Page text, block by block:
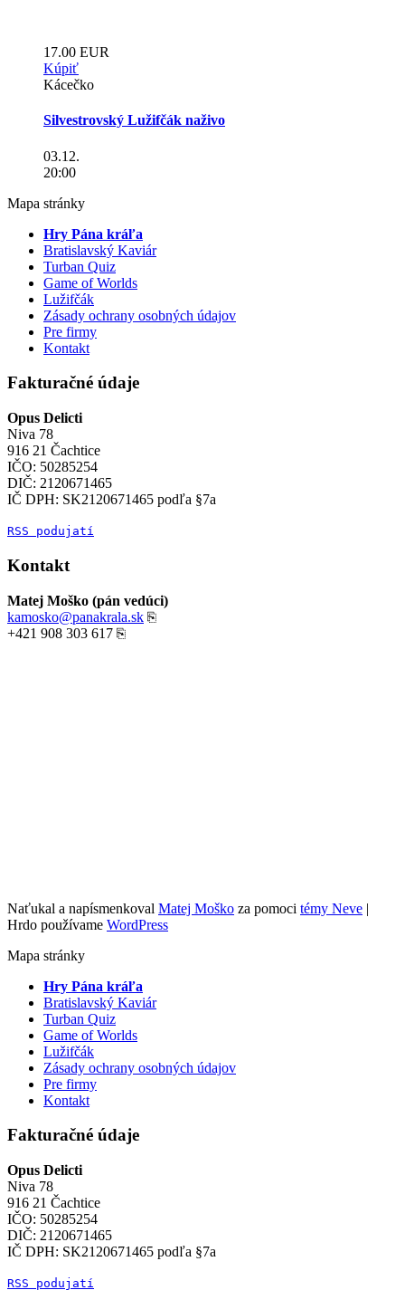
17.00 EUR
Kúpiť
Kácečko
Silvestrovský Lužifčák naživo
03.12.
20:00
Mapa stránky
Hry Pána kráľa
Bratislavský Kaviár
Turban Quiz
Game of Worlds
Lužifčák
Zásady ochrany osobných údajov
Pre firmy
Kontakt
Fakturačné údaje
Opus Delicti
Niva 78
916 21 Čachtice
IČO: 50285254
DIČ: 2120671465
IČ DPH: SK2120671465 podľa §7a
RSS podujatí
Kontakt
Matej Moško (pán vedúci)
kamosko@panakrala.sk ⎘
+421 908 303 617 ⎘
Naťukal a napísmenkoval Matej Moško za pomoci témy Neve |
Hrdo používame WordPress
Mapa stránky
Hry Pána kráľa
Bratislavský Kaviár
Turban Quiz
Game of Worlds
Lužifčák
Zásady ochrany osobných údajov
Pre firmy
Kontakt
Fakturačné údaje
Opus Delicti
Niva 78
916 21 Čachtice
IČO: 50285254
DIČ: 2120671465
IČ DPH: SK2120671465 podľa §7a
RSS podujatí